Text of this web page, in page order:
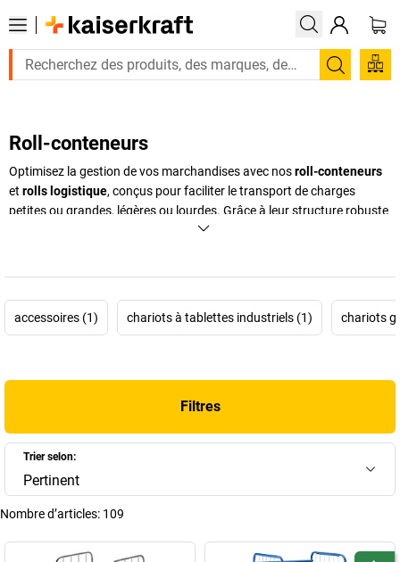
Roll-conteneurs
Optimisez la gestion de vos marchandises avec nosroll-conteneurs
et rolls logistique, conçus pour faciliter le transport de charges
petites ou grandes, légères ou lourdes. Grâce à leur structure robuste
et polyvalente, ces équipements résistent aux usages intensifs et
une organisation fluide et une logistique optimisée pour toutes vos
+Afficher plus
accessoires (1) chariots à tablettes industriels (1) chariots
Filtres
Trier selon:
Pertinent
Nombre d’articles: 109